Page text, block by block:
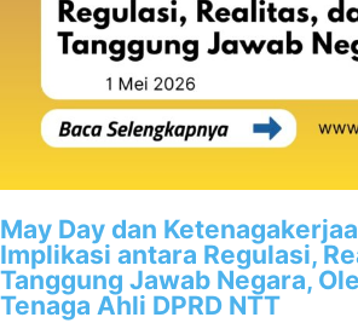
May Day dan
Implikasi antara Regulasi,
Tanggung Jawab Negara,
Tenaga Ahli DPRD NTT